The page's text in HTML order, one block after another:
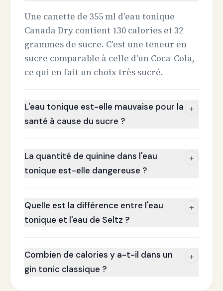
Une canette de 355 ml d'eau tonique
Canada Dry contient 130 calories et 32
grammes de sucre. C'est une teneur en
sucre comparable à celle d'un Coca-Cola,
ce qui en fait un choix très sucré.
L'eau tonique est-elle mauvaise pour la
santé à cause du sucre ?
+
La quantité de quinine dans l'eau
tonique est-elle dangereuse ?
+
Quelle est la différence entre l'eau
tonique et l'eau de Seltz ?
+
Combien de calories y a-t-il dans un
gin tonic classique ?
+